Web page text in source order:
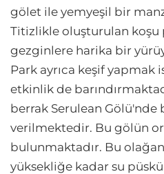
gölet ile yemyeşil bir
Titizlikle oluşturulan koşu
gezginlere harika bir
Park ayrıca keşif
etkinlik de
berrak Serulean
verilmektedir. Bu gölün
bulunmaktadır. Bu
yüksekliğe kadar su